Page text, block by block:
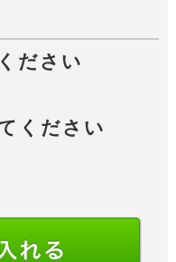
ださい
ください